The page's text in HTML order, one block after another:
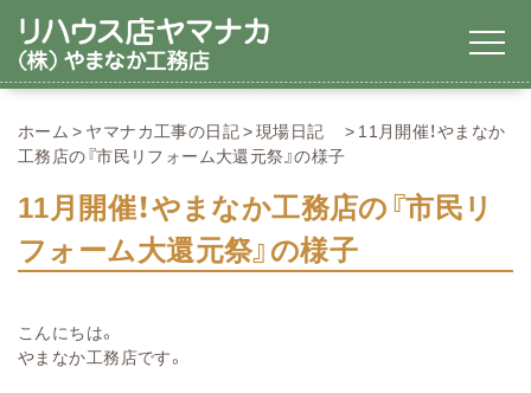
ホーム ヤマナカ工事の日記 現場日記
11月開催！やまなか
工務店の『市民リフォーム大還元祭』の様子
11月開催！やまなか工務店の『市民リ
フォーム大還元祭』の様子
こんにちは。
やまなか工務店です。